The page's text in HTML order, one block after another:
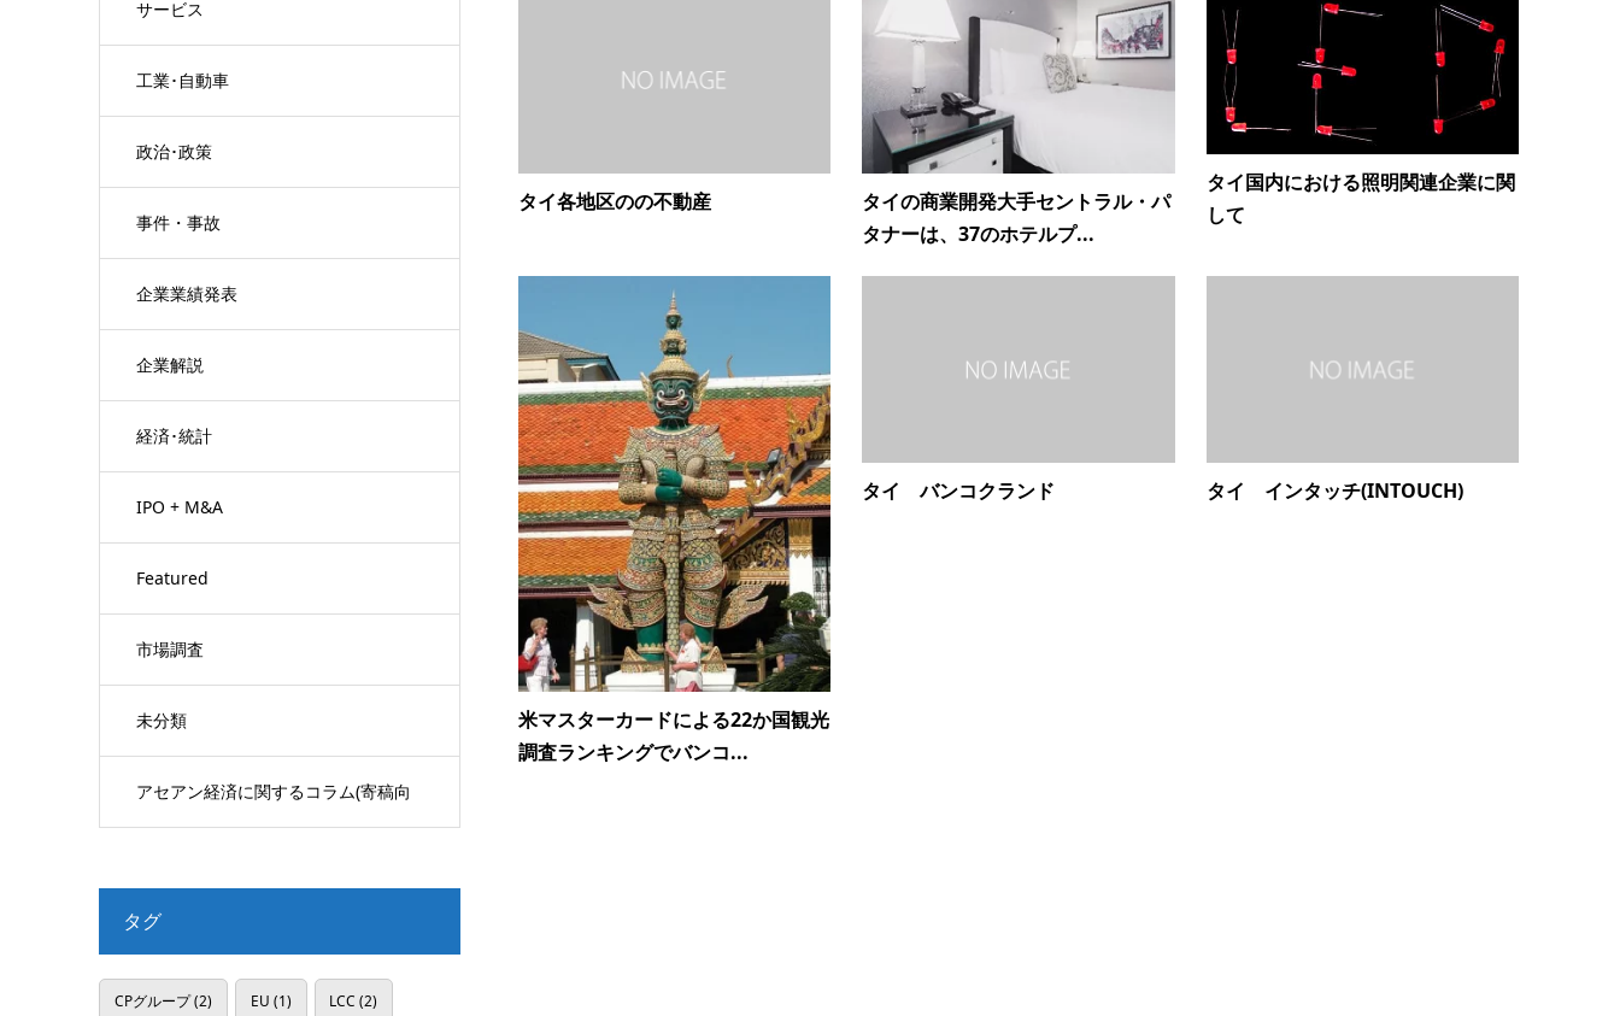
サービス
工業･自動車
政治･政策
事件・事故
企業業績発表
企業解説
経済･統計
IPO + M&A
Featured
市場調査
未分類
アセアン経済に関するコラム(寄稿向
タイ各地区のの不動産
タイの商業開発大手セントラル・パ
タナーは、37のホテルプ...
タイ国内における照明関連企業に関
して
米マスターカードによる22か国観光
調査ランキングでバンコ...
タイ バンコクランド タイ インタッチ(INTOUCH)
タグ
CPグループ(2) EU (1) LCC (2)